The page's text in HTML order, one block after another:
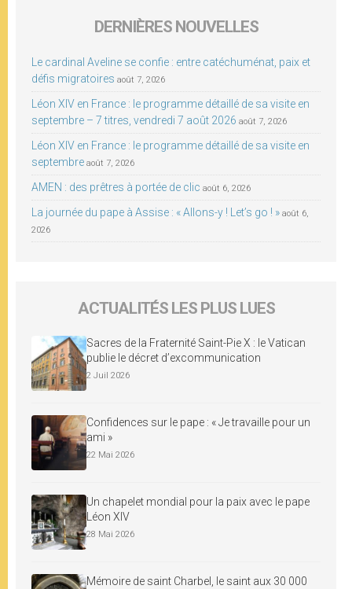
DERNIÈRES NOUVELLES
Le cardinal Aveline se confie : entre catéchuménat, paix et
défis migratoires août 7, 2026
Léon XIV en France : le programme détaillé de sa visite en
septembre – 7 titres, vendredi 7 août 2026 août 7, 2026
Léon XIV en France : le programme détaillé de sa visite en
septembre août 7, 2026
AMEN : des prêtres à portée de clic août 6, 2026
La journée du pape à Assise : « Allons-y ! Let’s go ! » août 6,
2026
ACTUALITÉS LES PLUS LUES
Sacres de la Fraternité Saint-Pie X : le Vatican
publie le décret d’excommunication
2 Juil 2026
Confidences sur le pape : « Je travaille pour un
ami »
22 Mai 2026
Un chapelet mondial pour la paix avec le pape
Léon XIV
28 Mai 2026
Mémoire de saint Charbel, le saint aux 30 000